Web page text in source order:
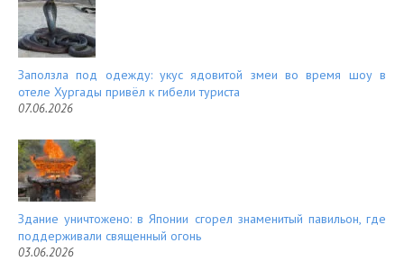
Заползла под одежду: укус ядовитой змеи во время шоу в
отеле Хургады привёл к гибели туриста
07.06.2026
Здание уничтожено: в Японии сгорел знаменитый павильон, где
поддерживали священный огонь
03.06.2026